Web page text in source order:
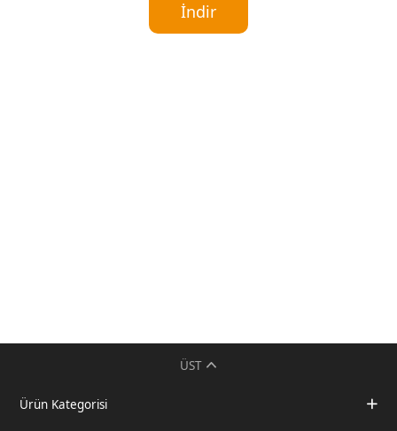
İndir
ÜST
Ürün Kategorisi